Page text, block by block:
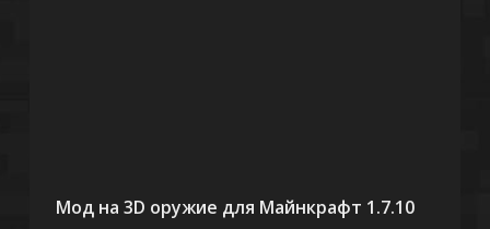
Мод на 3D оружие для Майнкрафт 1.7.10